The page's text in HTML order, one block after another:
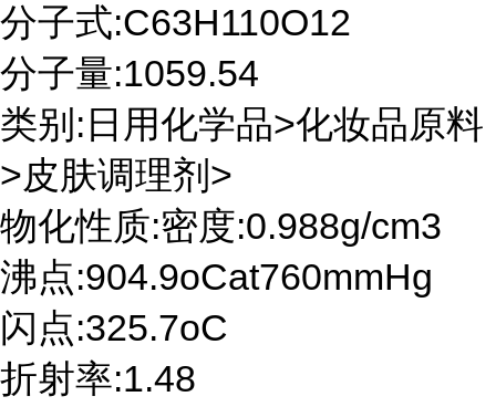
分子式:C63H110O12
分子量:1059.54
类别:日用化学品>化妆品原料
>皮肤调理剂>
物化性质:密度:0.988g/cm3
沸点:904.9oCat760mmHg
闪点:325.7oC
折射率:1.48